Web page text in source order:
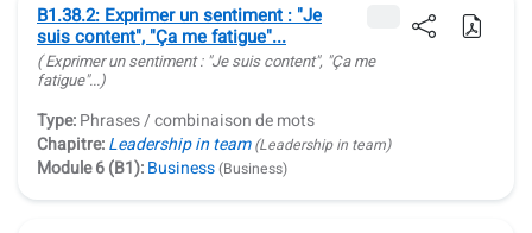
B1.38.2: Exprimer un sentiment : "Je
suis content", "Ça me fatigue"...
( Exprimer un sentiment : "Je suis content", "Ça me
fatigue"...)
Type:Phrases / combinaison de mots
Chapitre:Leadership in team (Leadership in team)
Module 6 (B1):Business(Business)